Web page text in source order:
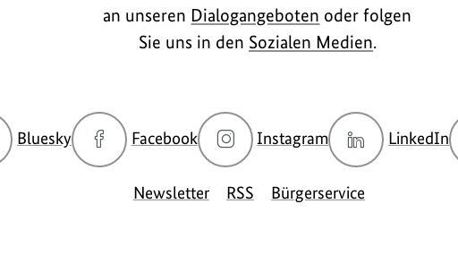
an unseren Dialogangeboten oder folgen
Sie uns in den Sozialen Medien.
Bluesky
zur
Bluesky-
Seite
Facebook
zur
Facebook-
Seite
des
Instagram
zur
Instagram-
Seite
des
LinkedIn
Newsletter RSS Bürgerservice